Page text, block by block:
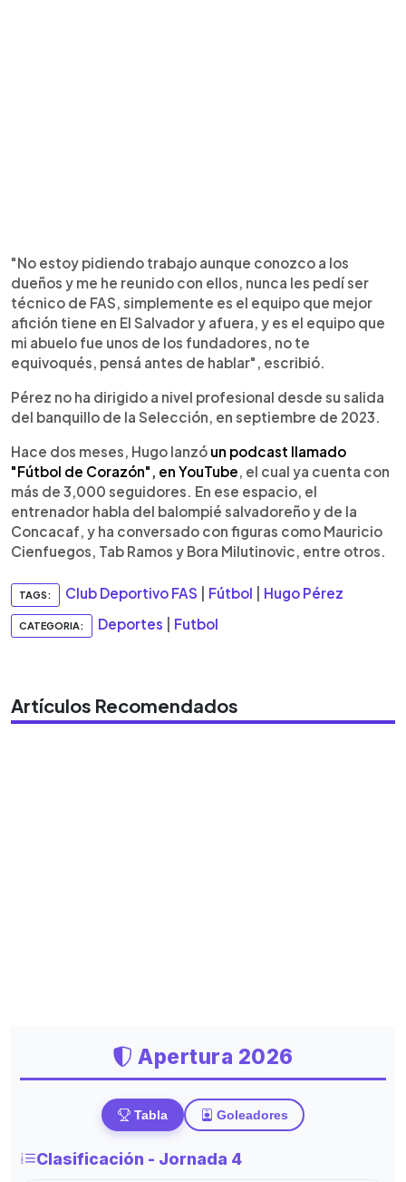
"No estoy pidiendo trabajo aunque conozco a los
dueños y me he reunido con ellos, nunca les pedí ser
técnico de FAS, simplemente es el equipo que mejor
afición tiene en El Salvador y afuera, y es el equipo que
mi abuelo fue unos de los fundadores, no te
equivoqués, pensá antes de hablar", escribió.
Pérez no ha dirigido a nivel profesional desde su salida
del banquillo de la Selección, en septiembre de 2023.
Hace dos meses, Hugo lanzó un podcast llamado
"Fútbol de Corazón", en YouTube, el cual ya cuenta con
más de 3,000 seguidores. En ese espacio, el
entrenador habla del balompié salvadoreño y de la
Concacaf, y ha conversado con figuras como Mauricio
Cienfuegos, Tab Ramos y Bora Milutinovic, entre otros.
TAGS: Club Deportivo FAS Fútbol Hugo Pérez
CATEGORIA: Deportes Futbol
Artículos Recomendados